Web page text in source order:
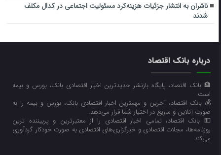
ناشران به انتشار جزئیات هزینه‌کرد مسئولیت اجتماعی در کدال مکلف
شدند
درباره بانک اقتصاد
🏦 بانک اقتصاد، پایگاه بازنشر جدیدترین اخبار اقتصادی بانک، بورس و بیمه
است.
💰 بانک اقتصاد، آخرین و مهمترین اخبار اقتصادی بانک، بورس و بیمه را به
صورت آنلاین و سریع در اختیار شما قرار می‌‌دهد.
💵 بانک اقتصاد، تمامی اخبار اقتصادی را از معتبرترین و پربیننده ترین
روزنامه‌ها، مجلات اقتصادی و خبرگزاری‌های اقتصادی به صورت خودکار گردآوری
می‌کند.